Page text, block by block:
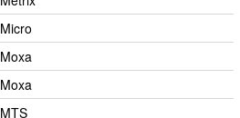
Micro
Moxa
Moxa
MTS